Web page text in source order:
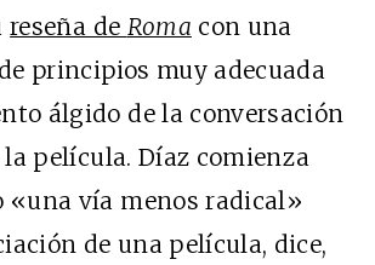
reseña de Roma con una
principios muy adecuada
álgido de la conversación
la película. Díaz comienza
«una vía menos radical»
de una película, dice,